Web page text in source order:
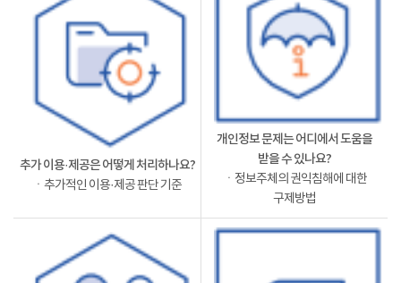
추가 이용·제공은 어떻게 처리하나요?
ㆍ추가적인 이용·제공 판단 기준
개인정보 문제는 어디에서 도움을
받을 수 있나요?
ㆍ정보주체의 권익침해에 대한
구제방법